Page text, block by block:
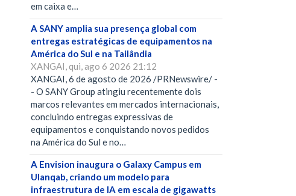
em caixa e…
A SANY amplia sua presença global com
entregas estratégicas de equipamentos na
América do Sul e na Tailândia
XANGAI, qui, ago 6 2026 21:12
XANGAI, 6 de agosto de 2026 /PRNewswire/ -
- O SANY Group atingiu recentemente dois
marcos relevantes em mercados internacionais,
concluindo entregas expressivas de
equipamentos e conquistando novos pedidos
na América do Sul e no…
A Envision inaugura o Galaxy Campus em
Ulanqab, criando um modelo para
infraestrutura de IA em escala de gigawatts